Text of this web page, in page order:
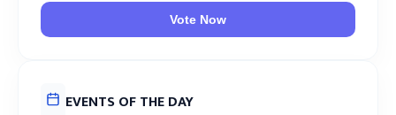
Vote Now
EVENTS OF THE DAY